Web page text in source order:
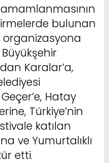
bulunan
organizasyona
Karalar’a,
Hatay
Türkiye’nin
katılan
ve Yumurtalıklı
etti.